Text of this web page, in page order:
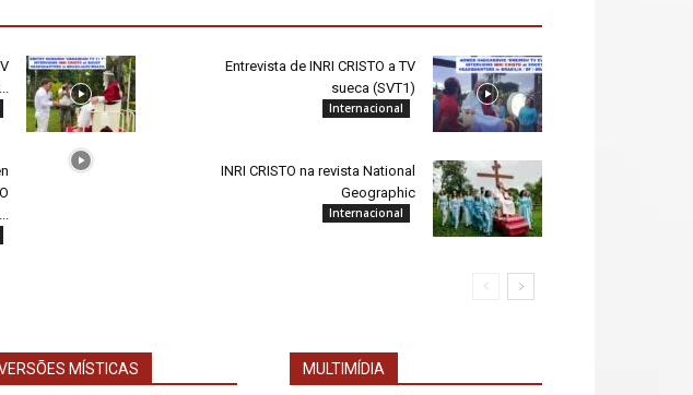
Entrevista de INRI CRISTO a TV
sueca (SVT1)
Internacional
INRI CRISTO na revista National
Geographic
Internacional
MÍSTICAS MULTIMÍDIA